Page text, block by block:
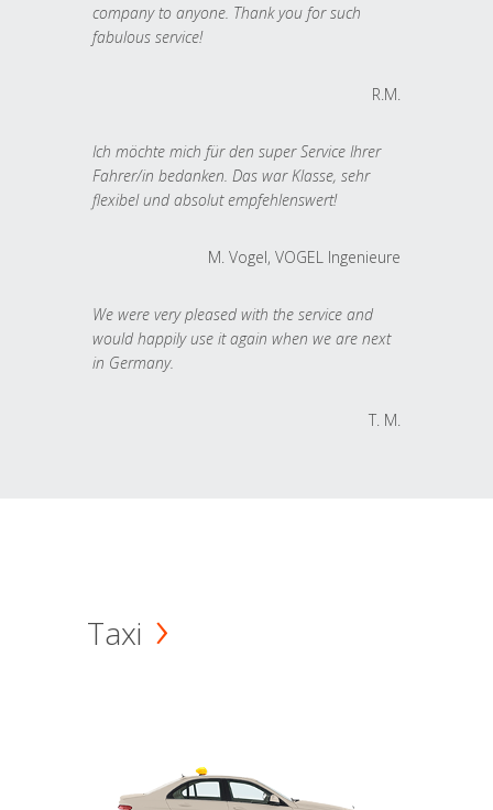
company to anyone. Thank you for such
fabulous service!
R.M.
Ich möchte mich für den super Service Ihrer
Fahrer/in bedanken. Das war Klasse, sehr
flexibel und absolut empfehlenswert!
M. Vogel, VOGEL Ingenieure
We were very pleased with the service and
would happily use it again when we are next
in Germany.
T. M.
Taxi